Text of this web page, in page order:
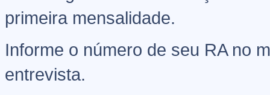
primeira mensalidade.
Informe o número de seu RA no
entrevista.